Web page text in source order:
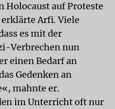
Holocaust auf Proteste
Arfi. Viele
es mit der
Verbrechen nun
einen Bedarf an
Gedenken an
mahnte er.
im Unterricht oft nur